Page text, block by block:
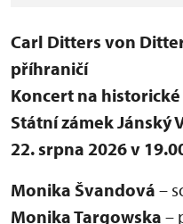
Carl Ditters von
příhraničí
Koncert na
Státní zámek Jánský
22. srpna 2026 v
Monika Švandová –
Monika Targowska –